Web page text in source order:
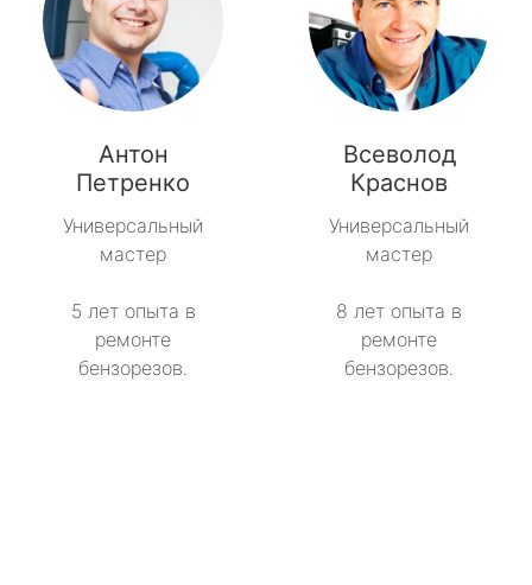
Антон
Петренко
Универсальный
мастер
5 лет опыта в
ремонте
бензорезов.
Всеволод
Краснов
Универсальный
мастер
8 лет опыта в
ремонте
бензорезов.